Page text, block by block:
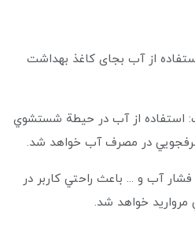
از آب بجای کاغذ بهداشت
از آب در حيطة شستشوي
در مصرف آب خواهد شد.
آب و ... باعث راحتي كاربر در
مرواريد خواهد شد.